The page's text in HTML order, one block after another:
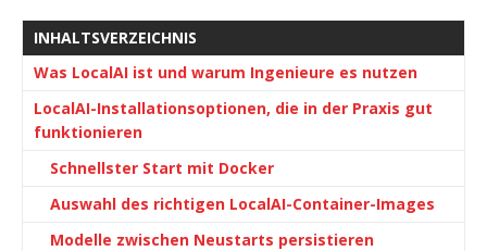
INHALTSVERZEICHNIS
Was LocalAI ist und warum Ingenieure es nutzen
LocalAI-Installationsoptionen, die in der Praxis gut
funktionieren
Schnellster Start mit Docker
Auswahl des richtigen LocalAI-Container-Images
Modelle zwischen Neustarts persistieren